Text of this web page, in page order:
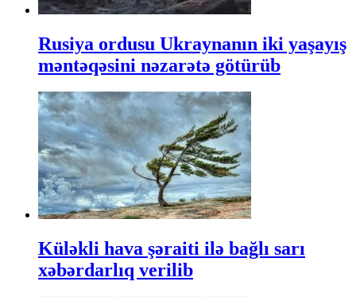
Rusiya ordusu Ukraynanın iki yaşayış
məntəqəsini nəzarətə götürüb
Küləkli hava şəraiti ilə bağlı sarı
xəbərdarlıq verilib